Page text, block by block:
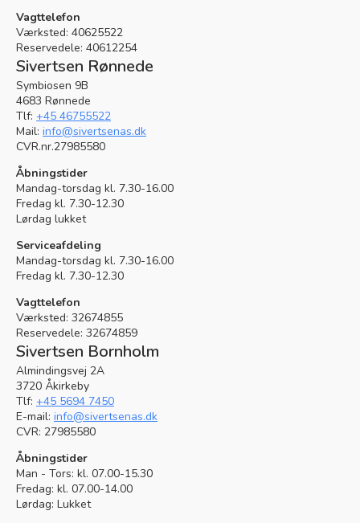
Vagttelefon
Værksted: 40625522
Reservedele: 40612254
Sivertsen Rønnede
Symbiosen 9B
4683 Rønnede
Tlf: +45 46755522
Mail: info@sivertsenas.dk
CVR.nr.27985580
Åbningstider
Mandag-torsdag kl. 7.30-16.00
Fredag kl. 7.30-12.30
Lørdag lukket
Serviceafdeling
Mandag-torsdag kl. 7.30-16.00
Fredag kl. 7.30-12.30
Vagttelefon
Værksted: 32674855
Reservedele: 32674859
Sivertsen Bornholm
Almindingsvej 2A
3720 Åkirkeby
Tlf: +45 5694 7450
E-mail: info@sivertsenas.dk
CVR: 27985580
Åbningstider
Man - Tors: kl. 07.00-15.30
Fredag: kl. 07.00-14.00
Lørdag: Lukket